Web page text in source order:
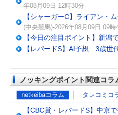
年08月09日 12時30分-
【シャーガーC】ライアン・
(中央競馬)-2026年08月09日 09時
【今日の注目ポイント】新潟
【レパードS】AI予想 3歳
ノッキングポイント関連コラ
netkeibaコラム タレコミコ
【CBC賞・レパードS】中京